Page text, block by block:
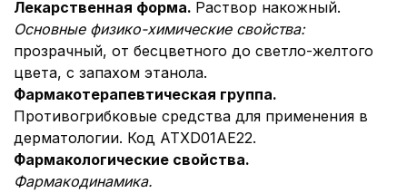
Лекарственная форма. Раствор накожный.
Основные физико-химические свойства:
прозрачный, от бесцветного до светло-желтого
цвета, с запахом этанола.
Фармакотерапевтическая группа.
Противогрибковые средства для применения в
дерматологии. Код АТХD01AE22.
Фармакологические свойства.
Фармакодинамика.